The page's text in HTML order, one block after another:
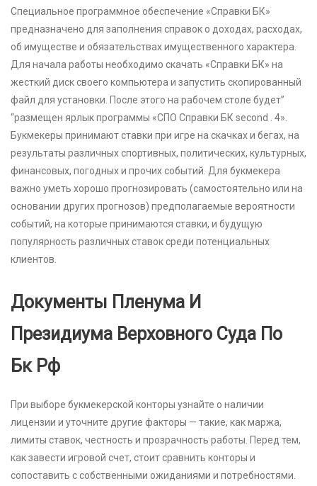
Специальное программное обеспечение «Справки БК»
предназначено для заполнения справок о доходах, расходах,
об имуществе и обязательствах имущественного характера.
Для начала работы необходимо скачать «Справки БК» на
жесткий диск своего компьютера и запустить скопированный
файл для установки. После этого на рабочем столе будет”
“размещен ярлык программы «СПО Справки БК second . 4».
Букмекеры принимают ставки при игре на скачках и бегах, на
результаты различных спортивных, политических, культурных,
финансовых, погодных и прочих событий. Для букмекера
важно уметь хорошо прогнозировать (самостоятельно или на
основании других прогнозов) предполагаемые вероятности
событий, на которые принимаются ставки, и будущую
популярность различных ставок среди потенциальных
клиентов.
Документы Пленума И
Президиума Верховного Суда По
Бк Рф
При выборе букмекерской конторы узнайте о наличии
лицензии и уточните другие факторы — такие, как маржа,
лимиты ставок, честность и прозрачность работы. Перед тем,
как завести игровой счет, стоит сравнить конторы и
сопоставить с собственными ожиданиями и потребностями.